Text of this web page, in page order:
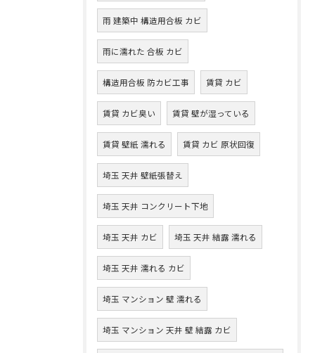
雨 建築中 構造用合板 カビ
雨に濡れた 合板 カビ
構造用合板 防カビ工事 賃貸 カビ
賃貸 カビ臭い 賃貸 壁が湿っている
賃貸 壁紙 濡れる 賃貸 カビ 原状回復
埼玉 天井 壁紙張替え
埼玉 天井 コンクリート下地
埼玉 天井 カビ 埼玉 天井 結露 濡れる
埼玉 天井 濡れる カビ
埼玉 マンション 壁 濡れる
埼玉 マンション 天井 壁 結露 カビ